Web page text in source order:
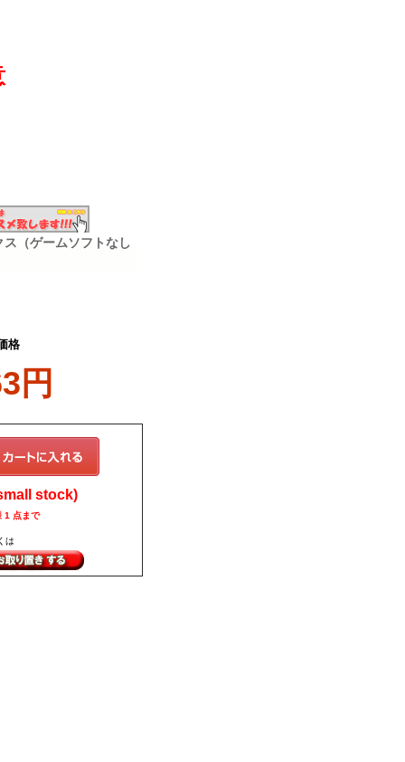
ス（ゲームソフトなし
格
円
stock)
1 点まで
は